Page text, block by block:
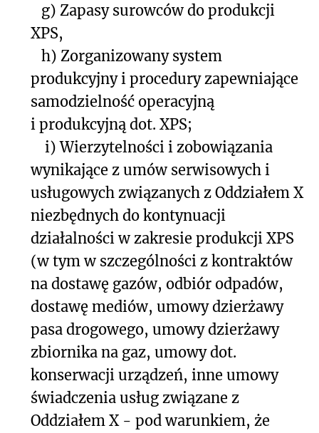
g) Zapasy surowców do produkcji
XPS,
h) Zorganizowany system
produkcyjny i procedury zapewniające
samodzielność operacyjną
i produkcyjną dot. XPS;
i)Wierzytelności i zobowiązania
wynikające z umów serwisowych i
usługowych związanych z Oddziałem X
niezbędnych do kontynuacji
działalności w zakresie produkcji XPS
(w tym w szczególności z kontraktów
na dostawę gazów, odbiór odpadów,
dostawę mediów, umowy dzierżawy
pasa drogowego, umowy dzierżawy
zbiornika na gaz, umowy dot.
konserwacji urządzeń, inne umowy
świadczenia usług związane z
Oddziałem X - pod warunkiem, że